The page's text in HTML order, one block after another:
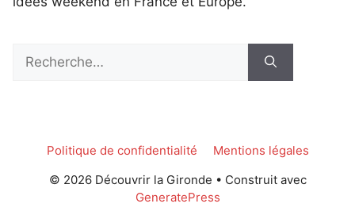
Politique de confidentialité
Mentions légales
© 2026 Découvrir la Gironde • Construit avec
GeneratePress